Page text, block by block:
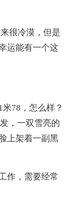
很冷漠，但是
运能有一个这
78，怎么样？
，一双雪亮的
上架着一副黑
作，需要经常